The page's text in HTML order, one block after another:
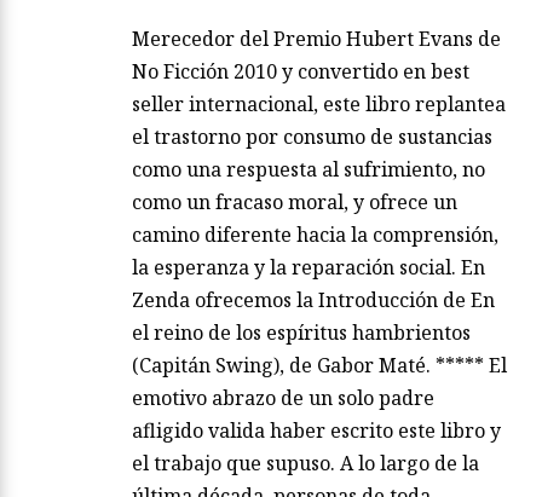
Merecedor del Premio Hubert Evans de
No Ficción 2010 y convertido en best
seller internacional, este libro replantea
el trastorno por consumo de sustancias
como una respuesta al sufrimiento, no
como un fracaso moral, y ofrece un
camino diferente hacia la comprensión,
la esperanza y la reparación social. En
Zenda ofrecemos la Introducción de En
el reino de los espíritus hambrientos
(Capitán Swing), de Gabor Maté. ***** El
emotivo abrazo de un solo padre
afligido valida haber escrito este libro y
el trabajo que supuso. A lo largo de la